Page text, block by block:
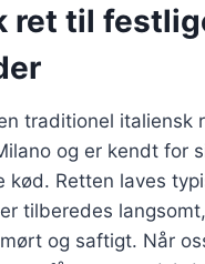
ret til
traditionel italiensk
og er kendt for
kød. Retten laves
tilberedes
og saftigt. Når